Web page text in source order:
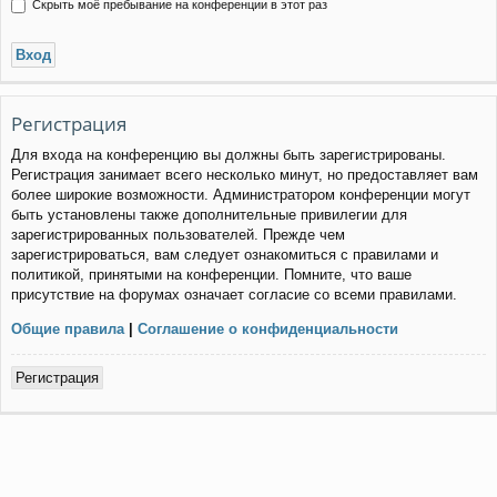
Скрыть моё пребывание на конференции в этот раз
Регистрация
Для входа на конференцию вы должны быть зарегистрированы.
Регистрация занимает всего несколько минут, но предоставляет вам
более широкие возможности. Администратором конференции могут
быть установлены также дополнительные привилегии для
зарегистрированных пользователей. Прежде чем
зарегистрироваться, вам следует ознакомиться с правилами и
политикой, принятыми на конференции. Помните, что ваше
присутствие на форумах означает согласие со всеми правилами.
Общие правила| Соглашение о конфиденциальности
Регистрация